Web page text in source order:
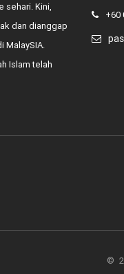
sehari. Kini,
dan dianggap
MalaySIA.
Islam telah
+60
©